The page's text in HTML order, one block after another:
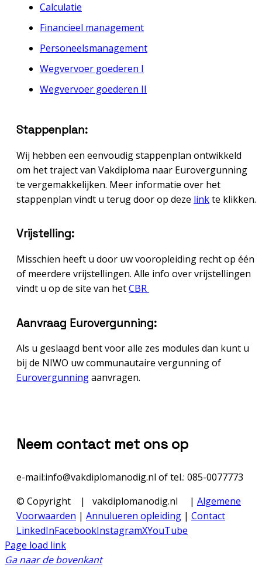
Calculatie
Financieel management
Personeelsmanagement
Wegvervoer goederen I
Wegvervoer goederen II
Stappenplan:
Wij hebben een eenvoudig stappenplan ontwikkeld
om het traject van Vakdiploma naar Eurovergunning
te vergemakkelijken. Meer informatie over het
stappenplan vindt u terug door op deze linkte klikken.
Vrijstelling:
Misschien heeft u door uw vooropleiding recht op één
of meerdere vrijstellingen. Alle info over vrijstellingen
vindt u op de site van hetCBR
Aanvraag Eurovergunning:
Als u geslaagd bent voor alle zes modules dan kunt u
bij de NIWO uw communautaire vergunning of
Eurovergunningaanvragen.
Neem contact met ons op
e-mail:info@vakdiplomanodig.nl of tel.: 085-0077773
© Copyright
| vakdiplomanodig.nl | Algemene
Voorwaarden | Annulueren opleiding | Contact
LinkedInFacebookInstagramXYouTube
Page load link
Ga naar de bovenkant